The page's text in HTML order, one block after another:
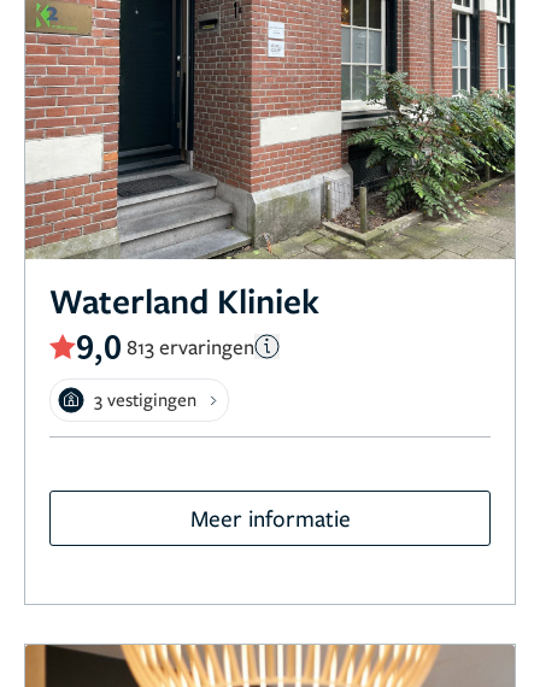
Waterland Kliniek
9,0 813 ervaringen
3 vestigingen
Meer informatie